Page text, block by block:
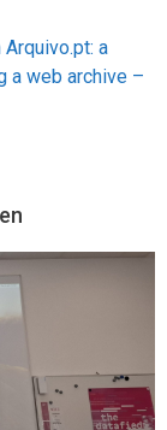
a
a web archive –